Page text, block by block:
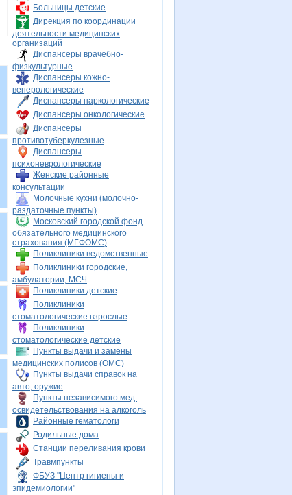
Больницы детские
Дирекция по координации
деятельности медицинских
организаций
Диспансеры врачебно-
физкультурные
Диспансеры кожно-
венерологические
Диспансеры наркологические
Диспансеры онкологические
Диспансеры
противотуберкулезные
Диспансеры
психоневрологические
Женские районные
консультации
Молочные кухни (молочно-
раздаточные пункты)
Московский городской фонд
обязательного медицинского
страхования (МГФОМС)
Поликлиники ведомственные
Поликлиники городские,
амбулатории, МСЧ
Поликлиники детские
Поликлиники
стоматологические взрослые
Поликлиники
стоматологические детские
Пункты выдачи и замены
медицинских полисов (ОМС)
Пункты выдачи справок на
авто, оружие
Пункты независимого мед.
освидетельствования на алкоголь
Районные гематологи
Родильные дома
Станции переливания крови
Травмпункты
ФБУЗ "Центр гигиены и
эпидемиологии"